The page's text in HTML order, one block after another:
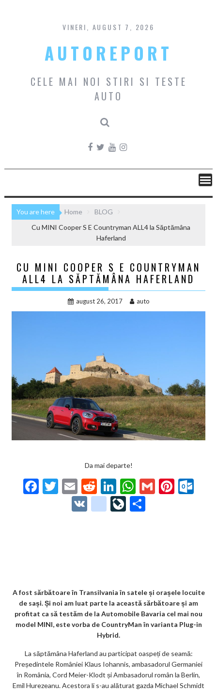
content
VINERI, AUGUST 7, 2026
AUTOREPORT
CELE MAI NOI STIRI SI TESTE
AUTO
You are here Home
BLOG
Cu MINI Cooper S E Countryman ALL4 la Săptămâna
Haferland
CU MINI COOPER S E COUNTRYMAN
ALL4 LA SĂPTĂMÂNA HAFERLAND
august 26, 2017 auto
Da mai departe!
F T
w
itt
E
m
ai
R
e
d
Li
n
ke
W
h
at
G Pi
V
g
o
o
k
m
ar
ks
Li
A fost sărbătoare în Transilvania în satele și orașele locuite
de sași. Și noi am luat parte la această sărbătoare și am
profitat ca să testăm de la Automobile Bavaria cel mai nou
model MINI, este vorba de CountryMan în varianta Plug-in
Hybrid.
La săptămâna Haferland au participat oaspeți de seamă:
Președintele României Klaus Iohannis, ambasadorul Germaniei
în România, Cord Meier-Klodt și Ambasadorul român la Berlin,
Emil Hurezeanu. Acestora li s-au alăturat gazda Michael Schmidt